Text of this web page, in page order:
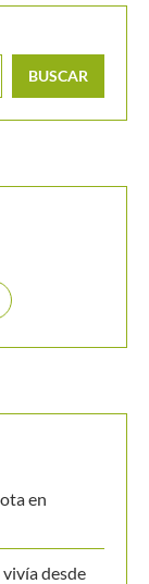
BUSCAR
en
desde